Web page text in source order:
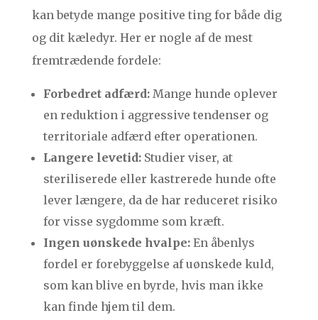
kan betyde mange positive ting for både dig
og dit kæledyr. Her er nogle af de mest
fremtrædende fordele:
Forbedret adfærd:Mange hunde oplever
en reduktion i aggressive tendenser og
territoriale adfærd efter operationen.
Langere levetid:Studier viser, at
steriliserede eller kastrerede hunde ofte
lever længere, da de har reduceret risiko
for visse sygdomme som kræft.
Ingen uønskede hvalpe:En åbenlys
fordel er forebyggelse af uønskede kuld,
som kan blive en byrde, hvis man ikke
kan finde hjem til dem.